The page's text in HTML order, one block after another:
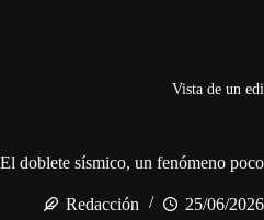
Vista de un
El doblete sísmico, un fenómeno
Redacción 25/06/2026